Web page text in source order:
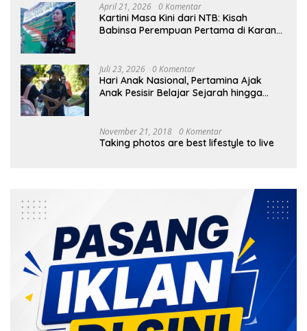
April 21, 2026 0 Komentar
Kartini Masa Kini dari NTB: Kisah
Babinsa Perempuan Pertama di Karang
Juli 23, 2026 0 Komentar
Hari Anak Nasional, Pertamina Ajak
Anak Pesisir Belajar Sejarah hingga
November 21, 2018 0 Komentar
Taking photos are best lifestyle to live